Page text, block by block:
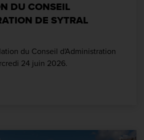
DU CONSEIL
DE SYTRAL
du Conseil d'Administration
24 juin 2026.